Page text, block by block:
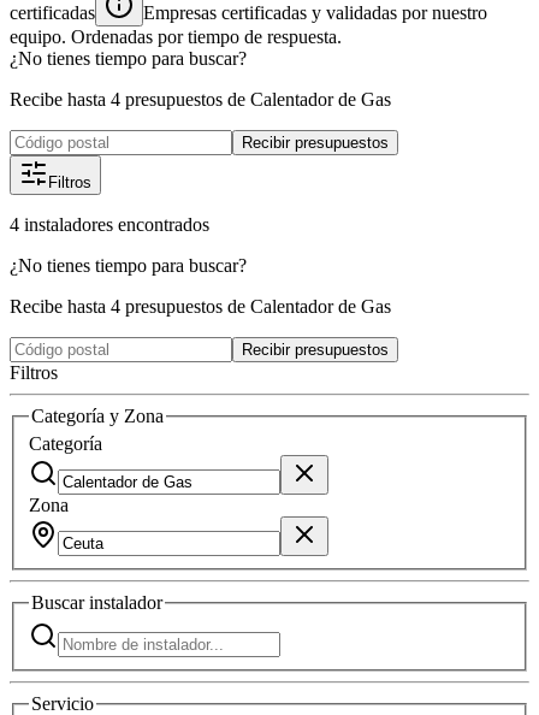
certificadas
Empresas certificadas y validadas por nuestro
equipo. Ordenadas por tiempo de respuesta.
¿No tienes tiempo para buscar?
Recibe hasta 4 presupuestos de Calentador de Gas
Recibir presupuestos
Filtros
4 instaladores encontrados
¿No tienes tiempo para buscar?
Recibe hasta 4 presupuestos de Calentador de Gas
Recibir presupuestos
Filtros
Categoría y Zona
Categoría
Zona
Buscarinstalador
Servicio